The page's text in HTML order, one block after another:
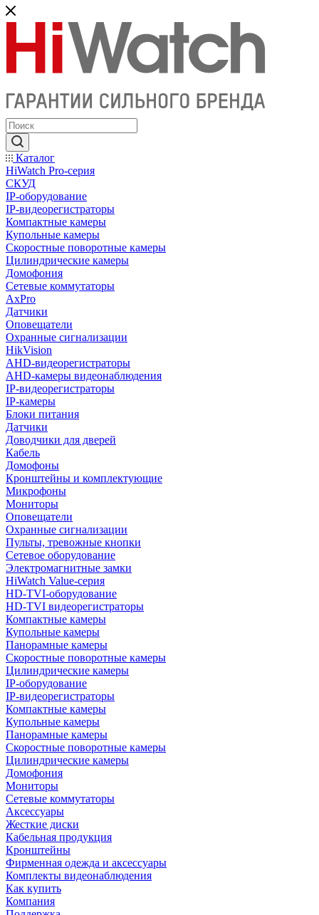
Каталог
HiWatch Pro-серия
CКУД
IP-оборудование
IP-видеорегистраторы
Компактные камеры
Купольные камеры
Скоростные поворотные камеры
Цилиндрические камеры
Домофония
Сетевые коммутаторы
AxPro
Датчики
Оповещатели
Охранные сигнализации
HikVision
AHD-видеорегистраторы
AHD-камеры видеонаблюдения
IP-видеорегистраторы
IP-камеры
Блоки питания
Датчики
Доводчики для дверей
Кабель
Домофоны
Кронштейны и комплектующие
Микрофоны
Мониторы
Оповещатели
Охранные сигнализации
Пульты, тревожные кнопки
Сетевое оборудование
Электромагнитные замки
HiWatch Value-серия
HD-TVI-оборудование
HD-TVI видеорегистраторы
Компактные камеры
Купольные камеры
Панорамные камеры
Скоростные поворотные камеры
Цилиндрические камеры
IP-оборудование
IP-видеорегистраторы
Компактные камеры
Купольные камеры
Панорамные камеры
Скоростные поворотные камеры
Цилиндрические камеры
Домофония
Мониторы
Сетевые коммутаторы
Аксессуары
Жесткие диски
Кабельная продукция
Кронштейны
Фирменная одежда и аксессуары
Комплекты видеонаблюдения
Как купить
Компания